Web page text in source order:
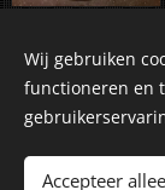
©2018-2026
Wij gebruiken
functioneren en
Accepteer